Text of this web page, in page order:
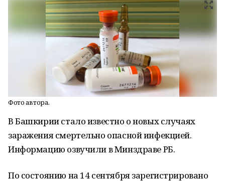
Фото автора.
В Башкирии стало известно о новых случаях
заражения смертельно опасной инфекцией.
Информацию озвучили в Минздраве РБ.
По состоянию на 14 сентября зарегистрировано